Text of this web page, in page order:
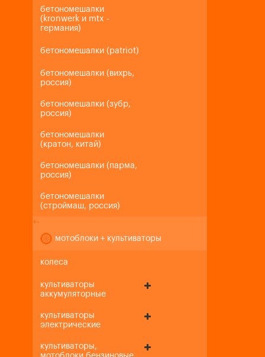
бетономешалки
(kronwerk и mtx -
германия)
бетономешалки (patriot)
бетономешалки (вихрь,
россия)
бетономешалки (зубр,
россия)
бетономешалки
(кратон, китай)
бетономешалки (парма,
россия)
бетономешалки
(строймаш, россия)
+-
мотоблоки + культиваторы
колеса
культиваторы
аккумуляторные
культиваторы
электрические
культиваторы,